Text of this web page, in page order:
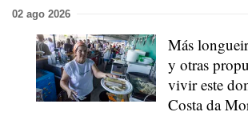
02 ago 2026
Más
y otras
vivir este
Costa da